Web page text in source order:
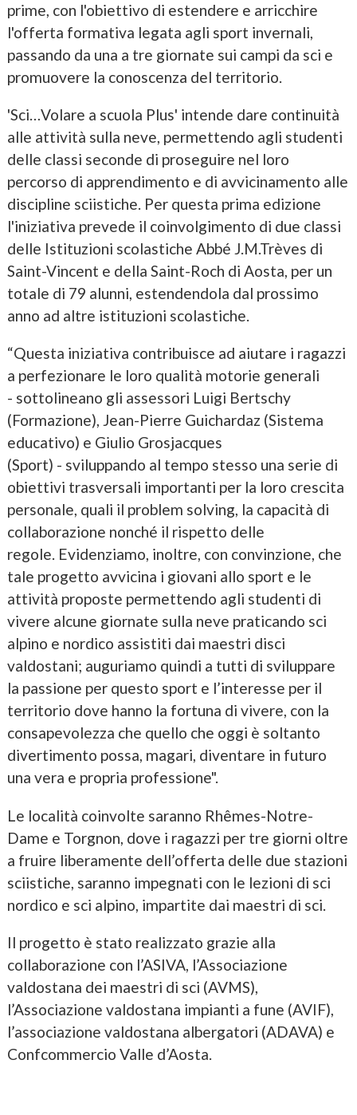
prime, con l'obiettivo di estendere e arricchire
l'offerta formativa legata agli sport invernali,
passando da una a tre giornate sui campi da sci e
promuovere la conoscenza del territorio.
'Sci…Volare a scuola Plus' intende dare continuità
alle attività sulla neve, permettendo agli studenti
delle classi seconde di proseguire nel loro
percorso di apprendimento e di avvicinamento alle
discipline sciistiche. Per questa prima edizione
l'iniziativa prevede il coinvolgimento di due classi
delle Istituzioni scolastiche Abbé J.M.Trèves di
Saint-Vincent e della Saint-Roch di Aosta, per un
totale di 79 alunni, estendendola dal prossimo
anno ad altre istituzioni scolastiche.
“Questa iniziativa contribuisce ad aiutare i ragazzi
a perfezionare le loro qualità motorie generali
- sottolineano gli assessori Luigi Bertschy
(Formazione), Jean-Pierre Guichardaz (Sistema
educativo) e Giulio Grosjacques
(Sport) - sviluppando al tempo stesso una serie di
obiettivi trasversali importanti per la loro crescita
personale, quali il problem solving, la capacità di
collaborazione nonché il rispetto delle
regole. Evidenziamo, inoltre, con convinzione, che
tale progetto avvicina i giovani allo sport e le
attività proposte permettendo agli studenti di
vivere alcune giornate sulla neve praticando sci
alpino e nordico assistiti dai maestri disci
valdostani; auguriamo quindi a tutti di sviluppare
la passione per questo sport e l’interesse per il
territorio dove hanno la fortuna di vivere, con la
consapevolezza che quello che oggi è soltanto
divertimento possa, magari, diventare in futuro
una vera e propria professione".
Le località coinvolte saranno Rhêmes-Notre-
Dame e Torgnon, dove i ragazzi per tre giorni oltre
a fruire liberamente dell’offerta delle due stazioni
sciistiche, saranno impegnati con le lezioni di sci
nordico e sci alpino, impartite dai maestri di sci.
Il progetto è stato realizzato grazie alla
collaborazione con l’ASIVA, l’Associazione
valdostana dei maestri di sci (AVMS),
l’Associazione valdostana impianti a fune (AVIF),
l’associazione valdostana albergatori (ADAVA) e
Confcommercio Valle d’Aosta.